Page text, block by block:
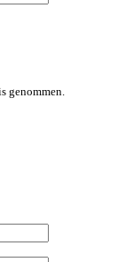
genommen.